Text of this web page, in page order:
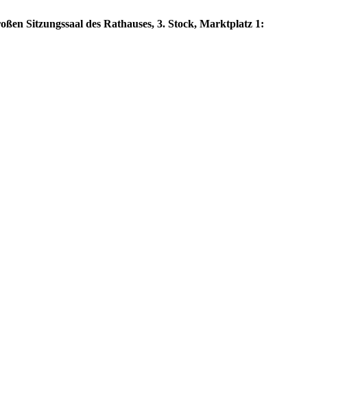
Sitzungssaal des Rathauses, 3. Stock, Marktplatz 1: